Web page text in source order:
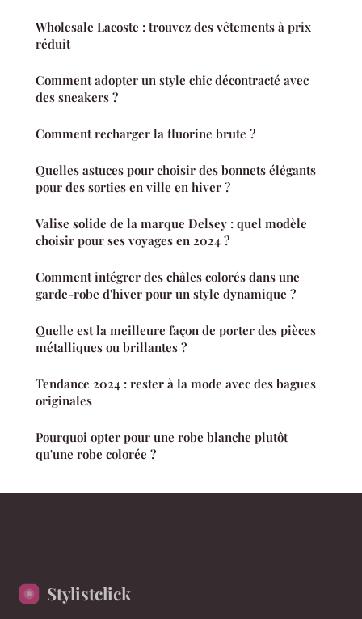
Wholesale Lacoste : trouvez des vêtements à prix
réduit
Comment adopter un style chic décontracté avec
des sneakers ?
Comment recharger la fluorine brute ?
Quelles astuces pour choisir des bonnets élégants
pour des sorties en ville en hiver ?
Valise solide de la marque Delsey : quel modèle
choisir pour ses voyages en 2024 ?
Comment intégrer des châles colorés dans une
garde-robe d'hiver pour un style dynamique ?
Quelle est la meilleure façon de porter des pièces
métalliques ou brillantes ?
Tendance 2024 : rester à la mode avec des bagues
originales
Pourquoi opter pour une robe blanche plutôt
qu'une robe colorée ?
Stylistclick